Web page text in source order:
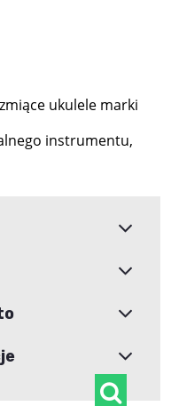
ukulele marki
instrumentu,